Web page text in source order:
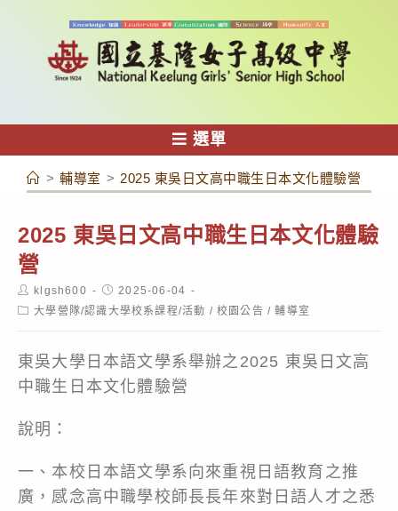
容
選單
> 輔導室 > 2025 東吳日文高中職生日本文化體驗營
2025 東吳日文高中職生日本文化體驗
營
Post
author:
klgsh600
Post
published:
2025-06-04
Post大學營隊/認識大學校系課程/活動 / 校園公告 / 輔導室
東吳大學日本語文學系舉辦之2025 東吳日文高
中職生日本文化體驗營
說明：
一、本校日本語文學系向來重視日語教育之推
廣，感念高中職學校師長長年來對日語人才之悉